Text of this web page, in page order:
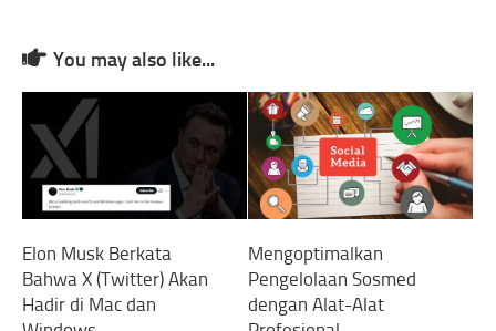
You may also like...
Elon Musk Berkata
Bahwa X (Twitter) Akan
Hadir di Mac dan
Mengoptimalkan
Pengelolaan Sosmed
dengan Alat-Alat